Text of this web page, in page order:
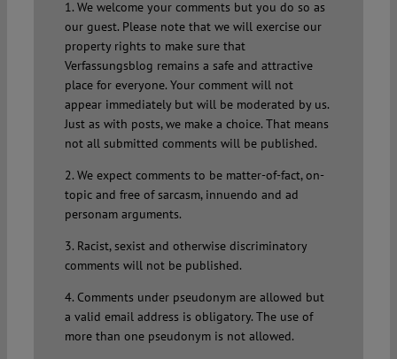
1. We welcome your comments but you do so as
our guest. Please note that we will exercise our
property rights to make sure that
Verfassungsblog remains a safe and attractive
place for everyone. Your comment will not
appear immediately but will be moderated by us.
Just as with posts, we make a choice. That means
not all submitted comments will be published.
2. We expect comments to be matter-of-fact, on-
topic and free of sarcasm, innuendo and ad
personam arguments.
3. Racist, sexist and otherwise discriminatory
comments will not be published.
4. Comments under pseudonym are allowed but
a valid email address is obligatory. The use of
more than one pseudonym is not allowed.